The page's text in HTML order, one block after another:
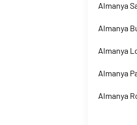
Almanya
Almanya
Almanya
Almanya
Almanya